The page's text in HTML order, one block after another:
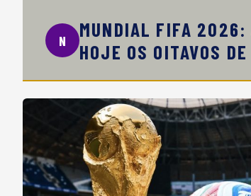
N
MUNDIAL FIFA 2026:
HOJE OS OITAVOS